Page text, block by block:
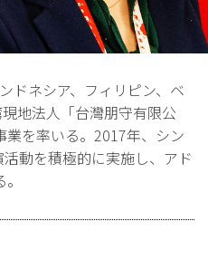
ドネシア、フィリピン、ベ
地法人「台灣朋守有限公
を率いる。2017年、シン
動を積極的に実施し、アド